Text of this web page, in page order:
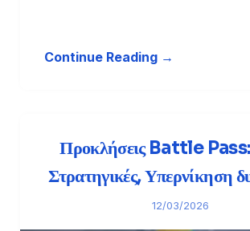
Continue Reading →
Προκλήσεις Battle Pass:
Στρατηγικές, Υπερνίκηση
12/03/2026